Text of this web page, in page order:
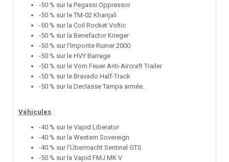
-50 % sur la Pegassi Oppressor
-50 % sur le TM-02 Khanjali
-50 % sur la Coil Rocket Voltic
-50 % sur la Benefactor Krieger
-50 % sur l'Imponte Ruiner 2000
-50 % sur le HVY Barrage
-50 % sur le Vom Feuer Anti-Aircraft Trailer
-50 % sur le Bravado Half-Track
-50 % sur la Declasse Tampa armée.
Véhicules :
-40 % sur le Vapid Liberator
-40 % sur la Western Sovereign
-40 % sur l'Übermacht Sentinel GTS
-50 % sur la Vapid FMJ MK V